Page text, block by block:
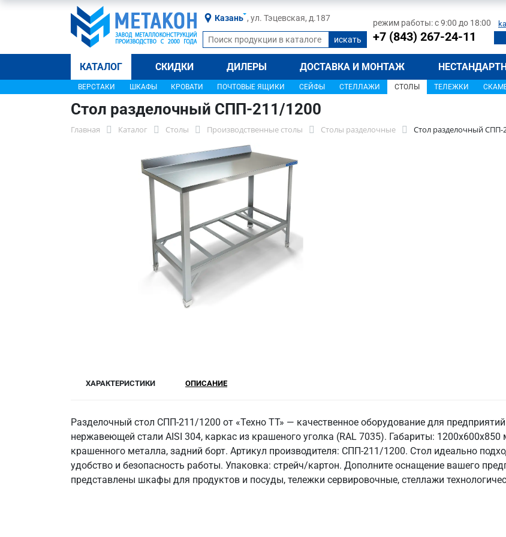
Казань , ул. Тэцевская, д.187 режим работы: с 9:00 до 18:00
+7 (843) 267-24-11
КАТАЛОГ СКИДКИ ДИЛЕРЫ ДОСТАВКА И МОНТАЖ
ВЕРСТАКИ ШКАФЫ КРОВАТИ ПОЧТОВЫЕ ЯЩИКИ СЕЙФЫ СТЕЛЛАЖИ СТОЛЫ ТЕЛЕЖКИ
Стол разделочный СПП-211/1200
Главная Каталог Столы Производственные столы Столы разделочные Стол разделочный СПП-
ХАРАКТЕРИСТИКИ ОПИСАНИЕ
Разделочный стол СПП-211/1200 от «Техно ТТ» — качественное оборудование для
нержавеющей стали AISI 304, каркас из крашеного уголка (RAL 7035). Габариты:
крашенного металла, задний борт. Артикул производителя: СПП-211/1200. Стол идеально
удобство и безопасность работы. Упаковка: стрейч/картон. Дополните оснащение вашего
представлены шкафы для продуктов и посуды, тележки сервировочные, стеллажи